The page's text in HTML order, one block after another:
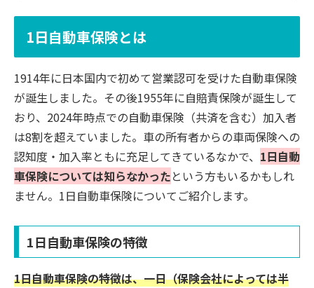
1日自動車保険とは
1914年に日本国内で初めて営業認可を受けた自動車保険
が誕生しました。その後1955年に自賠責保険が誕生して
おり、2024年時点での自動車保険（共済を含む）加入者
は8割を超えていました。車の所有者からの車両保険への
認知度・加入率ともに充足してきているなかで、 1日自動
車保険については知らなかったという方もいるかもしれ
ません。1日自動車保険についてご紹介します。
1日自動車保険の特徴
1日自動車保険の特徴は、一日（保険会社によっては半